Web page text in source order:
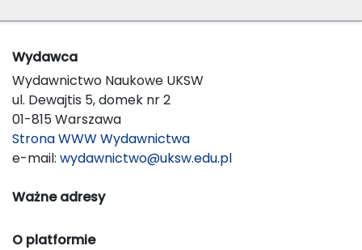
Wydawca
Wydawnictwo Naukowe UKSW
ul. Dewajtis 5, domek nr 2
01-815 Warszawa
Strona WWW Wydawnictwa
e-mail: wydawnictwo@uksw.edu.pl
Ważne adresy
O platformie